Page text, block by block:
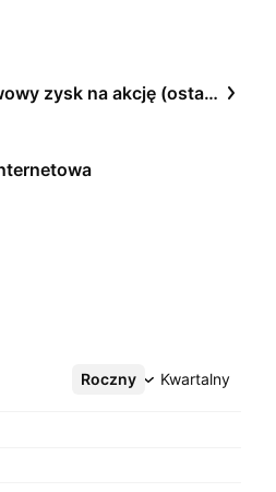
Podstawowy zysk na akcję (ostatnie 12 miesięcy)
Roczny Kwartalny
Więcej